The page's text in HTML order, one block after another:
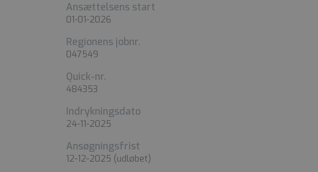
Ansættelsens start
01-01-2026
Regionens jobnr.
047549
Quick-nr.
484353
Indrykningsdato
24-11-2025
Ansøgningsfrist
12-12-2025 (udløbet)